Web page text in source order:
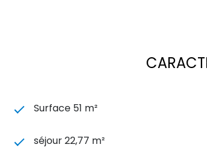
Surface 51 m²
séjour 22,77 m²